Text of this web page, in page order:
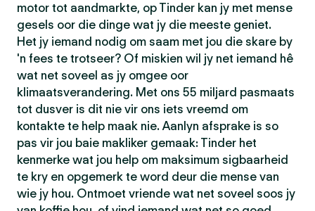
motor tot aandmarkte, op Tinder kan jy met mense
gesels oor die dinge wat jy die meeste geniet.
Het jy iemand nodig om saam met jou die skare by
'n fees te trotseer? Of miskien wil jy net iemand hê
wat net soveel as jy omgee oor
klimaatsverandering. Met ons 55 miljard pasmaats
tot dusver is dit nie vir ons iets vreemd om
kontakte te help maak nie. Aanlyn afsprake is so
pas vir jou baie makliker gemaak: Tinder het
kenmerke wat jou help om maksimum sigbaarheid
te kry en opgemerk te word deur die mense van
wie jy hou. Ontmoet vriende wat net soveel soos jy